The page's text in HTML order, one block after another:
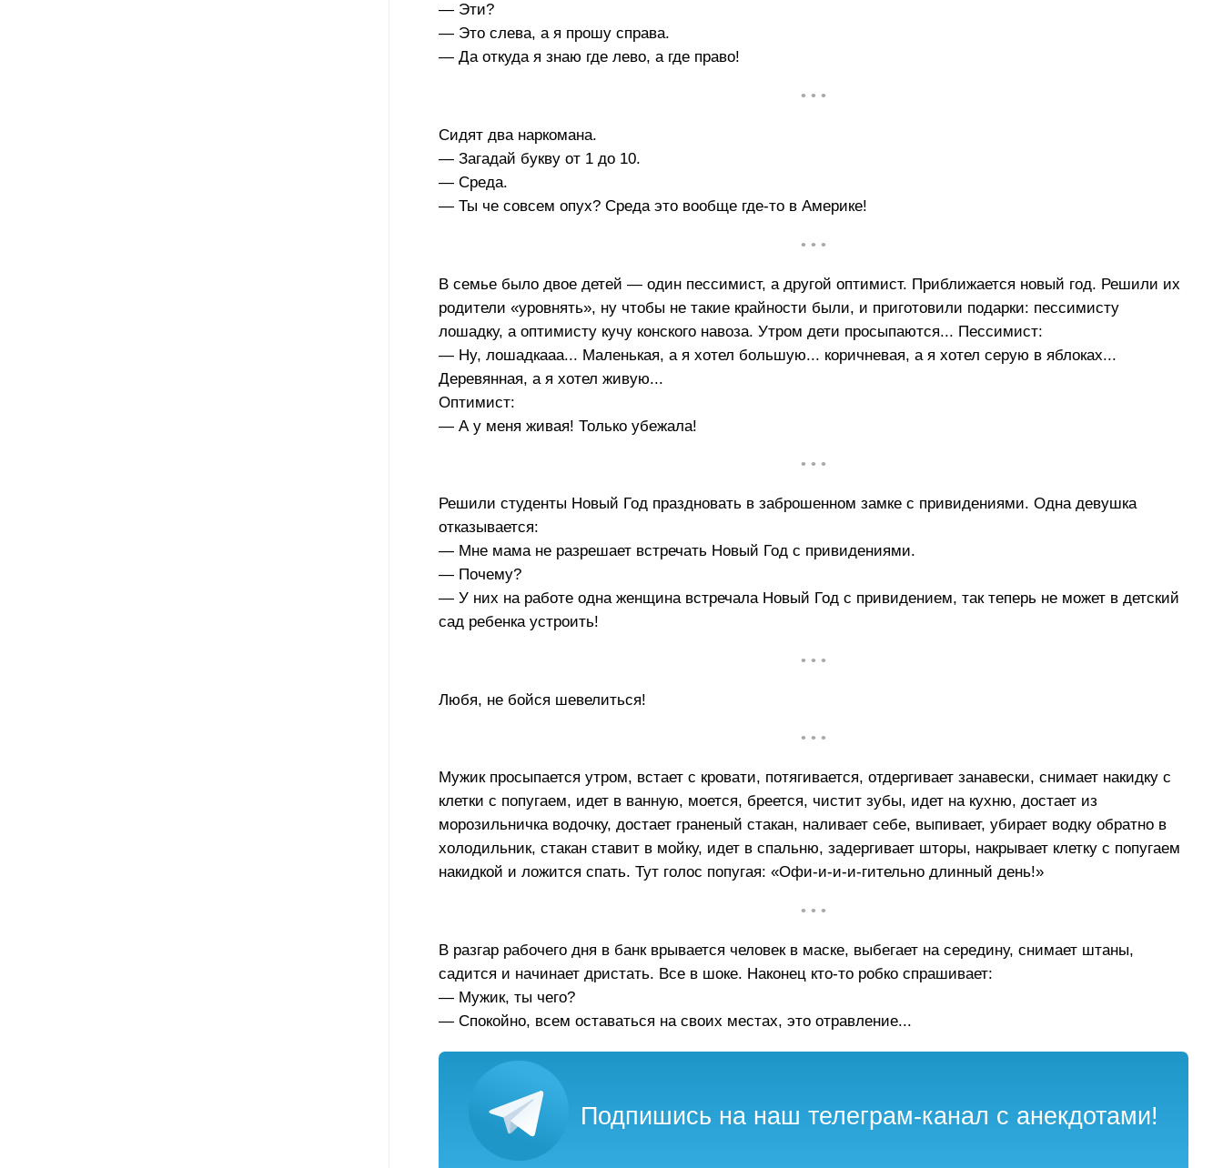
— Эти?
— Это слева, а я прошу справа.
— Да откуда я знаю где лево, а где право!
• • •
Сидят два наркомана.
— Загадай букву от 1 до 10.
— Среда.
— Ты че совсем опух? Среда это вообще где-то в Америке!
• • •
В семье было двое детей — один пессимист, а другой оптимист. Приближается новый год. Решили их
родители «уровнять», ну чтобы не такие крайности были, и приготовили подарки: пессимисту
лошадку, а оптимисту кучу конского навоза. Утром дети просыпаются... Пессимист:
— Hy, лошадкааа... Маленькая, а я хотел большую... коричневая, а я хотел серую в яблоках...
Деpевянная, а я хотел живyю...
Оптимист:
— А y меня живая! Только убежала!
• • •
Решили студенты Новый Год праздновать в заброшенном замке с привидениями. Одна девушка
отказывается:
— Мне мама не разрешает встречать Новый Год с привидениями.
— Почему?
— У них на работе одна женщина встречала Новый Год с привидением, так теперь не может в детский
сад ребенка устроить!
• • •
Любя, не бойся шевелиться!
• • •
Мужик просыпается утром, встает с кровати, потягивается, отдергивает занавески, снимает накидку с
клетки с попугаем, идет в ванную, моется, бреется, чистит зубы, идет на кухню, достает из
морозильничка водочку, достает граненый стакан, наливает себе, выпивает, убирает водку обратно в
холодильник, стакан ставит в мойку, идет в спальню, задергивает шторы, накрывает клетку с попугаем
накидкой и ложится спать. Тут голос попугая: «Офи-и-и-и-гительно длинный день!»
• • •
В разгар рабочего дня в банк врывается человек в маске, выбегает на середину, снимает штаны,
садится и начинает дристать. Все в шоке. Наконец кто-то робко спрашивает:
— Мужик, ты чего?
— Спокойно, всем оставаться на своих местах, это отравление...
Подпишись на наш телеграм-канал с анекдотами!